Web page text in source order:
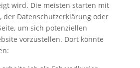
wird. Die meisten starten mit
der Datenschutzerklärung oder
um sich potenziellen
vorzustellen. Dort könnte